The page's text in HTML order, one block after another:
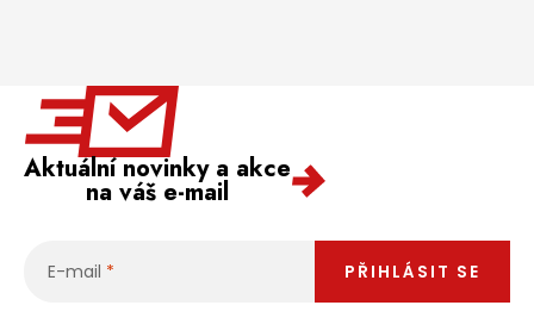
Aktuální novinky a akce
na váš e-mail
E-mail PŘIHLÁSIT SE